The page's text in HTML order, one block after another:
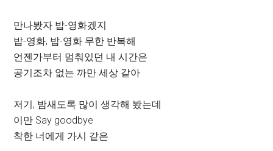
만나봤자 밥-영화겠지
밥-영화, 밥-영화 무한 반복해
언젠가부터 멈춰있던 내 시간은
공기조차 없는 까만 세상 같아
저기, 밤새도록 많이 생각해 봤는데
이만 Say goodbye
착한 너에게 가시 같은